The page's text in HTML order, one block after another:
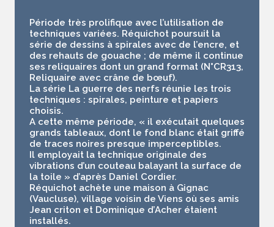
Période très prolifique avec l’utilisation de
techniques variées. Réquichot poursuit la
série de dessins à spirales avec de l’encre, et
des rehauts de gouache ; de même il continue
ses reliquaires dont un grand format (N°CR313,
Reliquaire avec crâne de bœuf).
La série La guerre des nerfs réunie les trois
techniques : spirales, peinture et papiers
choisis.
A cette même période, « il exécutait quelques
grands tableaux, dont le fond blanc était griffé
de traces noires presque imperceptibles.
Il employait la technique originale des
vibrations d’un couteau balayant la surface de
la toile » d’après Daniel Cordier.
Réquichot achète une maison à Gignac
(Vaucluse), village voisin de Viens où ses amis
Jean criton et Dominique d’Acher étaient
installés.